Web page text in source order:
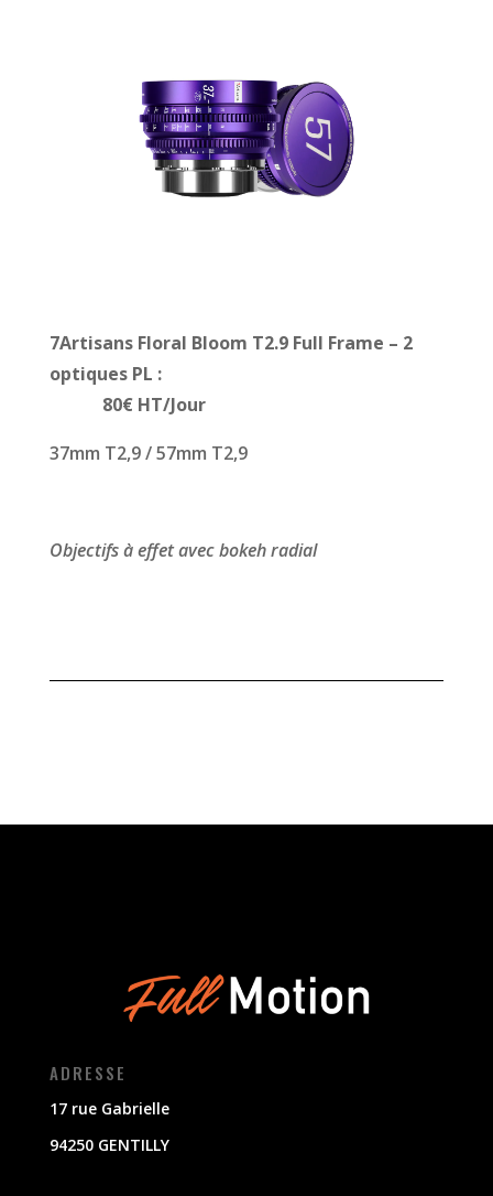
7Artisans Floral Bloom T2.9 Full Frame – 2
optiques PL :
80€ HT/Jour
37mm T2,9 / 57mm T2,9
Objectifs à effet avec bokeh radial
ADRESSE
17 rue Gabrielle
94250 GENTILLY